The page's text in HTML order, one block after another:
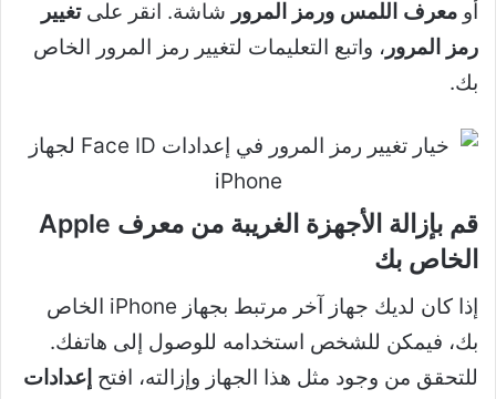
أو معرف اللمس ورمز المرور شاشة. انقر علىتغيير
رمز المرور ، واتبع التعليمات لتغيير رمز المرور الخاص
بك.
قم بإزالة الأجهزة الغريبة من معرف Apple
الخاص بك
إذا كان لديك جهاز آخر مرتبط بجهاز iPhone الخاص
بك، فيمكن للشخص استخدامه للوصول إلى هاتفك.
للتحقق من وجود مثل هذا الجهاز وإزالته، افتح إعدادات